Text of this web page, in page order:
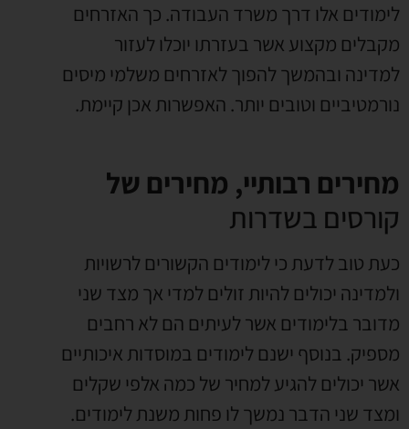
לימודים אלו דרך משרד העבודה. כך האזרחים
מקבלים מקצוע אשר בעזרתו יוכלו לעזור
למדינה ובהמשך להפוך לאזרחים משלמי מיסים
נורמטיביים וטובים יותר. האפשרות אכן קיימת.
מחירים רבותיי, מחירים של
קורסים בשדרות
כעת טוב לדעת כי לימודים הקשורים לרשויות
ולמדינה יכולים להיות זולים למדי אך מצד שני
מדובר בלימודים אשר לעיתים הם לא רחבים
מספיק. בנוסף ישנם לימודים במוסדות איכותיים
אשר יכולים להגיע למחיר של כמה אלפי שקלים
ומצד שני הדבר נמשך לו פחות משנת לימודים.